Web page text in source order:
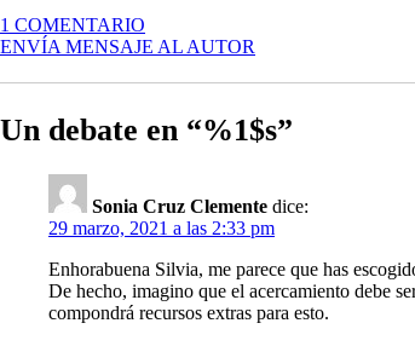
1 COMENTARIO
JUGADORES
PÓKER
ENVÍA MENSAJE AL AUTOR
Un debate en “%1$s”
Sonia Cruz Clemente dice:
29 marzo, 2021 a las 2:33 pm
Enhorabuena Silvia, me parece que has
De hecho, imagino que el acercamiento debe
compondrá recursos extras para esto.